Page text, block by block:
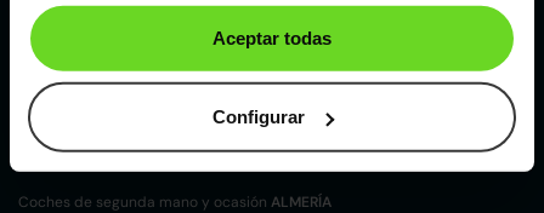
Aceptar todas
Configurar
Coches de segunda mano y ocasión por
localización
Coches de segunda mano y ocasiónALBACETE
Coches de segunda mano y ocasión ALMERÍA